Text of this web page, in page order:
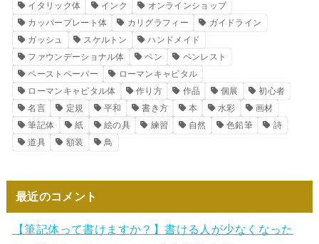
イタリック体 インク
オンラインショップ
カッパープレート体
カリグラフィー
ガイドライン
ガッシュ
スケルトン
ハンドメイド
ファウンデーショナル体
ペン
ペンレスト
ペーストペーパー
ローマンキャピタル
ローマンキャピタル体
作り方 作品 個展
初心者
名言
定規 平和 書き方 本 水彩
画材
筆記体
紙 絵の具 練習 自然 色鉛筆
詩
道具
額装 鳥
最近のコメント
【筆記体って書けますか？】書ける人が少なくなった